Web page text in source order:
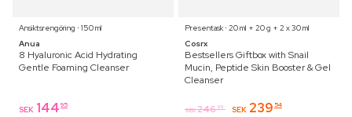
Ansiktsrengöring ⋅ 150 ml
Anua
8 Hyaluronic Acid Hydrating
Gentle Foaming Cleanser
SEK 144 95
Presentask ⋅ 20 ml + 20 g + 2 x 30 ml
Cosrx
Bestsellers Giftbox with Snail
Mucin, Peptide Skin Booster & Gel
Cleanser
SEK 246 95 SEK 239 54